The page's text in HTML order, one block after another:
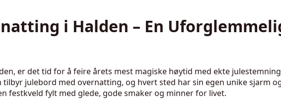
i Halden – En
er det tid for å feire årets mest magiske høytid med ekte
julebord med overnatting, og hvert sted har sin egen unike sjarm
festkveld fylt med glede, gode smaker og minner for livet.